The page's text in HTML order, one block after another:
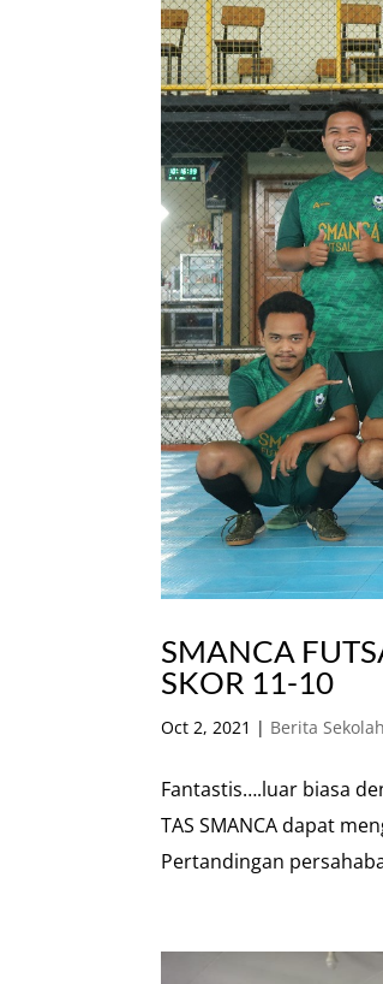
SMANCA
SKOR 11-10
Oct 2, 2021 | Berita Sekolah
Fantastis….luar biasa
TAS SMANCA dapat
Pertandingan